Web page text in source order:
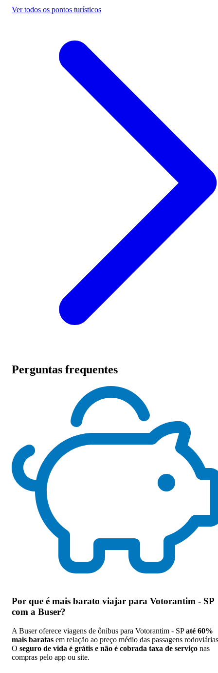
Ver todos os pontos turísticos
Perguntas frequentes
Por que é mais barato viajar para Votorantim - SP
com a Buser?
A Buser oferece viagens de ônibus para Votorantim - SPaté 60%
mais baratas em relação ao preço médio das passagens
O seguro de vida é grátis e não é cobrada taxa de serviço nas
compras pelo app ou site.